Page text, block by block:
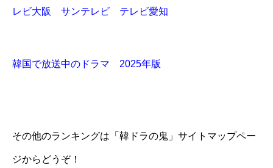
レビ大阪 サンテレビ テレビ愛知
韓国で放送中のドラマ 2025年版
その他のランキングは「韓ドラの鬼」サイトマップペー
ジからどうぞ！